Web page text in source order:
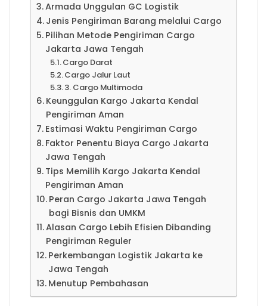
Armada Unggulan GC Logistik
Jenis Pengiriman Barang melalui Cargo
Pilihan Metode Pengiriman Cargo
Jakarta Jawa Tengah
Cargo Darat
Cargo Jalur Laut
3. Cargo Multimoda
Keunggulan Kargo Jakarta Kendal
Pengiriman Aman
Estimasi Waktu Pengiriman Cargo
Faktor Penentu Biaya Cargo Jakarta
Jawa Tengah
Tips Memilih Kargo Jakarta Kendal
Pengiriman Aman
Peran Cargo Jakarta Jawa Tengah
bagi Bisnis dan UMKM
Alasan Cargo Lebih Efisien Dibanding
Pengiriman Reguler
Perkembangan Logistik Jakarta ke
Jawa Tengah
Menutup Pembahasan